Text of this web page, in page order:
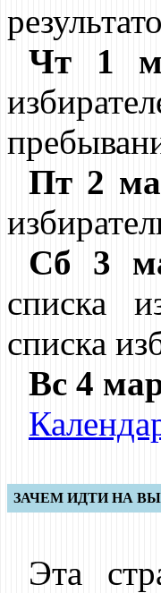
Чт 1
Пт 2
Сб 3
списка
списка
Вс 4
ЗАЧЕМ ИДТИ НА
Эта